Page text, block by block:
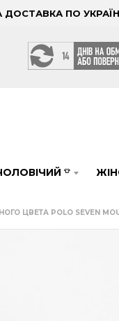
ПО
👕
ЦВЕТА POLO SEVEN